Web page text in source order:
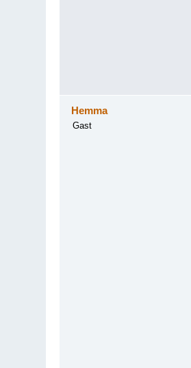
Hemma
Gast